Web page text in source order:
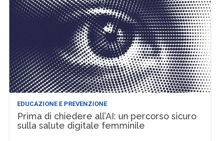
EDUCAZIONE E PREVENZIONE
Prima di chiedere all’AI: un percorso sicuro
sulla salute digitale femminile